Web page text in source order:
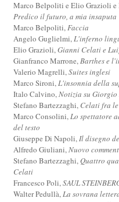
Marco Belpoliti e Elio Grazioli e
Predico il futuro, a mia insaputa
Marco Belpoliti,Faccia
Angelo Guglielmi,L'inferno
Elio Grazioli,Gianni Celati e
Gianfranco Marrone,Barthes e
Valerio Magrelli,Suites inglesi
Marco Sironi,L'insonnia della
Italo Calvino,Notizia su
Stefano Bartezzaghi, Celati fra
Marco Consolini,Lo spettatore
del testo
Giuseppe Di Napoli,Il disegno
Alfredo Giuliani,Nuovo
Stefano Bartezzaghi,Quattro
Celati
Francesco Poli,SAUL
Walter Pedullà,La sovrana